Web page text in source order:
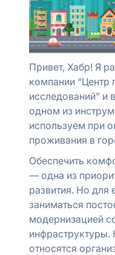
Привет, Хабр! Я
компании “Центр
исследований” и
одном из
используем при
проживания в
Обеспечить
— одна из
развития. Но для
заниматься
модернизацией
инфраструктуры.
относятся